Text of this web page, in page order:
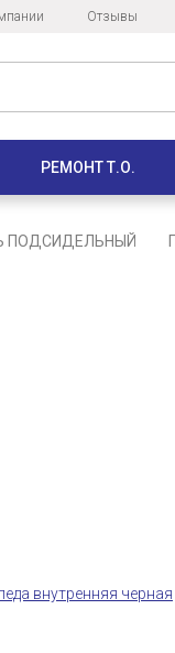
Отзывы
РЕМОНТ Т.О.
ПОДСИДЕЛЬНЫЙ